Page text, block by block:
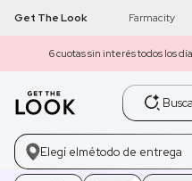
Get The Look Farmacity
6 cuotas sin interés todos los
Buscar productos
Elegí elmétodo de entrega
1 get the look
2 máscara pestañas